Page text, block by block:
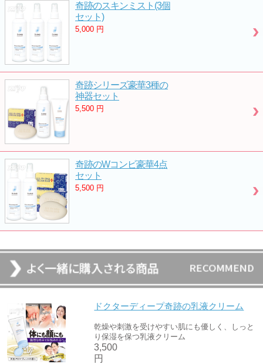
奇跡のスキンミスト(3個
セット)
5,000 円
奇跡シリーズ豪華3種の
神器セット
5,500 円
奇跡のWコンビ豪華4点
セット
5,500 円
ドクターディープ奇跡の乳液クリーム
乾燥や刺激を受けやすい肌にも優しく、しっと
り保湿を保つ乳液クリーム
3,500
円